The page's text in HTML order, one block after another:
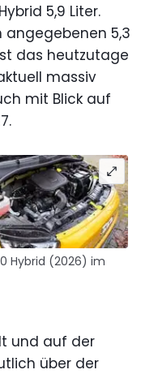
5,9 Liter.
angegebenen 5,3
das heutzutage
massiv
mit Blick auf
Hybrid (2026) im
und auf der
über der